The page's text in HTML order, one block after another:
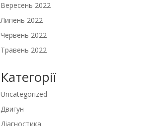
Вересень 2022
Липень 2022
Червень 2022
Травень 2022
Категорії
Uncategorized
Двигун
Діагностика